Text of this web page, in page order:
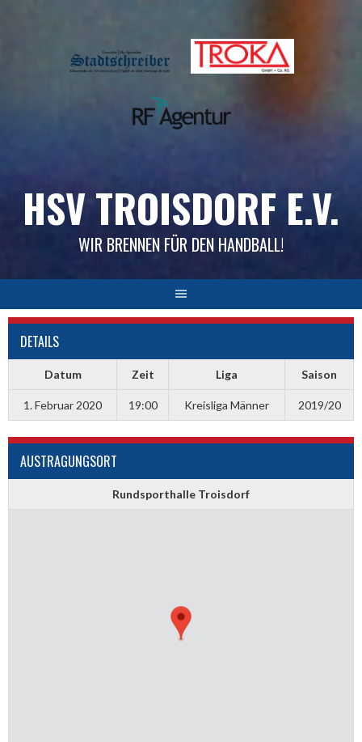
HSV TROISDORF E.V.
WIR BRENNEN FÜR DEN HANDBALL!
DETAILS
Datum Zeit Liga Saison
1. Februar 2020 19:00 Kreisliga Männer 2019/20
AUSTRAGUNGSORT
Rundsporthalle Troisdorf